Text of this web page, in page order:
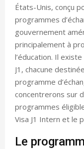
États-Unis, conçu
programmes
gouvernement
principalement à
l’éducation. Il
J1, chacune
programme
concentrerons sur
programmes
Visa J1 Intern et le
Le